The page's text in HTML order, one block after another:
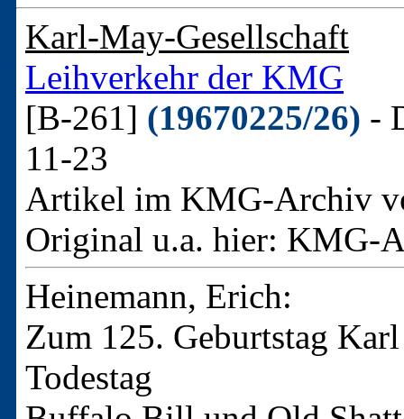
Karl-May-Gesellschaft
Leihverkehr der KMG
[B-261] (19670225/26) -
11-23
Artikel im KMG-Archiv
Original u.a. hier: KMG-
Heinemann, Erich:
Zum 125. Geburtstag
Todestag